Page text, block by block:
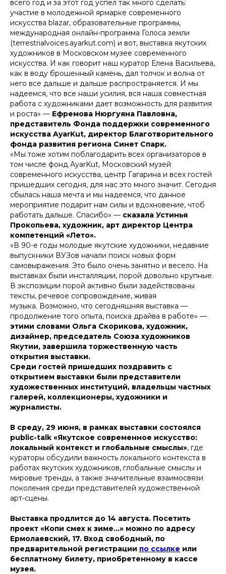
всего год и за этот год успел так много сделать:
участие в молодежной ярмарке современного
искусства blazar, образовательные программы,
международная онлайн-программа Голоса земли
(terrestrialvoices.ayarkut.com) и вот, выставка якутских
художников в Московском музее современного
искусства. И как говорит наш куратор Елена Васильева,
как в воду брошенный камень, дал толчок и волна от
него все дальше и дальше распространяется. И мы
надеемся, что все наши усилия, вся наша совместная
работа с художниками дает возможность для развития
и роста» — Ефремова Нюргуяна Павловна,
представитель Фонда поддержки современного
искусства AyarKut, директор Благотворительного
фонда развития региона Синет Спарк.
«Мы тоже хотим поблагодарить всех организаторов в
том числе фонд AyarKut, Московский музей
современного искусства, центр Гагарина и всех гостей
пришедших сегодня, для нас это много значит. Сегодня
сбылась наша мечта и мы надеемся, что данное
мероприятие подарит нам силы и вдохновение, чтоб
работать дальше. Спасибо» — сказала Устинья
Прокопьева, художник, арт директор Центра
компетенций «Лето».
«В 90-е годы молодые якутские художники, недавние
выпускники ВУЗов начали поиск новых форм
самовыражения. Это было очень занятно и весело. На
выставках были инсталляции, порой довольно крупные.
В экспозиции порой активно были задействованы
тексты, речевое сопровождение, живая
музыка. Возможно, что сегодняшняя выставка —
продолжение того опыта, поиска драйва в работе» —
этими словами Ольга Скорикова, художник,
дизайнер, председатель Союза художников
Якутии, завершила торжественную часть
открытия выставки.
Среди гостей пришедших поздравить с
открытием выставки были представители
художественных институций, владельцы частных
галерей, коллекционеры, художники и
журналисты.
В среду, 29 июня, в рамках выставки состоялся
public-talk «Якутское современное искусство:
локальный контекст и глобальные смыслы», где
кураторы обсудили важность локального контекста в
работах якутских художников, глобальные смыслы и
мировые тренды, а также значительные взаимосвязи
поколения среди представителей художественной
арт-сцены.
Выставка продлится до 14 августа. Посетить
проект «Копи смех к зиме…» можно по адресу
Ермолаевский, 17. Вход свободный, по
предварительной регистрации по ссылке или
бесплатному билету, приобретенному в кассе
музея.